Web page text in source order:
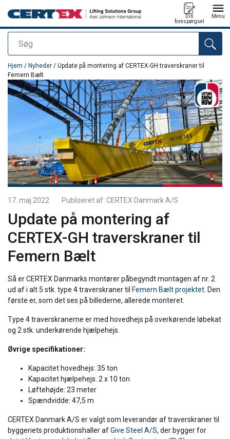
Søg
Din
forespørgsel
Menu
Produktet blev tilføjet til din forespørgsel
Hjem / Nyheder / Update på montering af CERTEX-GH traverskraner til
Femern Bælt
17. maj 2022 Publiseret af: CERTEX Danmark A/S
Update på montering af
CERTEX-GH traverskraner til
Femern Bælt
Så er CERTEX Danmarks montører påbegyndt montagen af nr. 2
ud af i alt 5 stk. type 4 traverskraner til Femern Bælt projektet . Den
første er, som det ses på billederne, allerede monteret.
Type 4 traverskranerne er med hovedhejs på overkørende løbekat
og 2 stk. underkørende hjælpehejs.
Øvrige specifikationer:
Kapacitet hovedhejs: 35 ton
Kapacitet hjælpehejs: 2 x 10 ton
Løftehøjde: 23 meter
Spændvidde: 47,5 m
CERTEX Danmark A/S er valgt som leverandør af traverskraner til
byggeriets produktionshaller afGive Steel A/S, der bygger for